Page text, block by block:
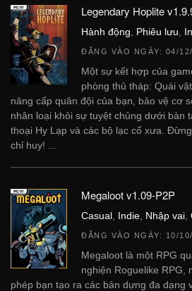
Legendary Hoplite
Hành động Phiêu lưu
ĐĂNG VÀO NGÀY: 04/
Một sự kết hợp của
phòng thủ tháp: Quái
nâng cấp quân đội của bạn, bảo vệ cơ
nhân loại khỏi sự tuyệt chủng dưới bàn
thoại Hy Lạp và các bộ lạc cổ xưa.
chỉ huy! ...
Megaloot v1.09-P2P
Casual Indie Nhập vai
ĐĂNG VÀO NGÀY: 10/
Megaloot là một RPG
nghiện Roguelike RPG,
phép bạn tạo ra các bản dựng đa dạng